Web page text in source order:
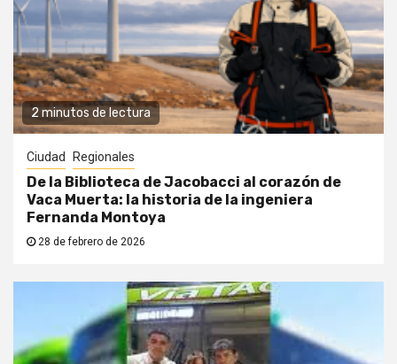
2 minutos de lectura
Ciudad Regionales
De la Biblioteca de Jacobacci al corazón de
Vaca Muerta: la historia de la ingeniera
Fernanda Montoya
28 de febrero de 2026